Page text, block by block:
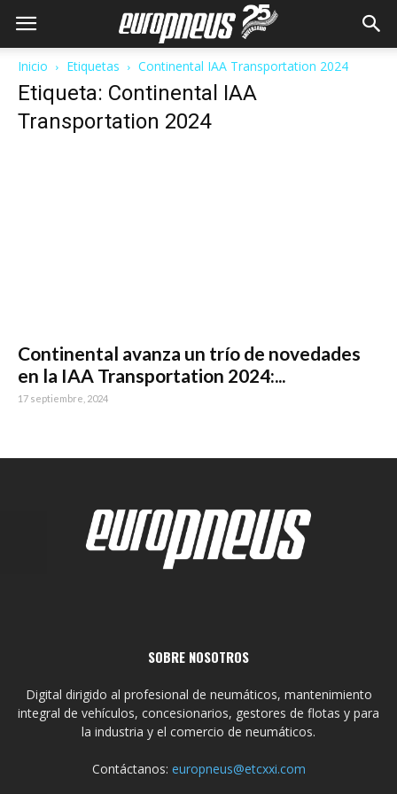
Inicio Etiquetas Continental IAA Transportation 2024
Etiqueta: Continental IAA
Transportation 2024
Continental avanza un trío de novedades
en la IAA Transportation 2024:...
17 septiembre, 2024
SOBRE NOSOTROS
Digital dirigido al profesional de neumáticos, mantenimiento
integral de vehículos, concesionarios, gestores de flotas y para
la industria y el comercio de neumáticos.
Contáctanos: europneus@etcxxi.com